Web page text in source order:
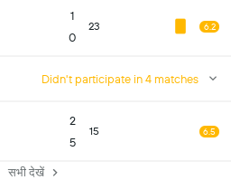
1
0
23 6.2
Didn't participate in 4 matches
2
5
15 6.5
सभी देखें